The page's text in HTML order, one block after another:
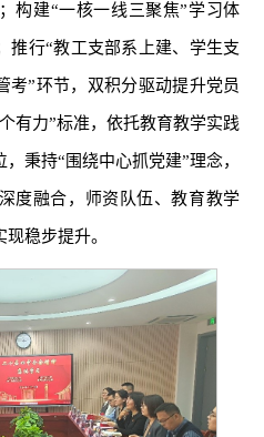
构建“一核一线三聚焦”学习体
推行“教工支部系上建、学生支
考”环节，双积分驱动提升党员
有力”标准，依托教育教学实践
秉持“围绕中心抓党建”理念，
度融合，师资队伍、教育教学
稳步提升。